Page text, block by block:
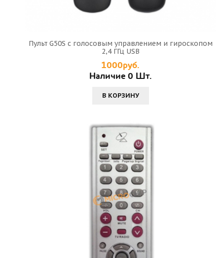
Пульт G50S с голосовым управлением и гироскопом
2,4 ГГц USB
1000руб.
Наличие 0 Шт.
В КОРЗИНУ